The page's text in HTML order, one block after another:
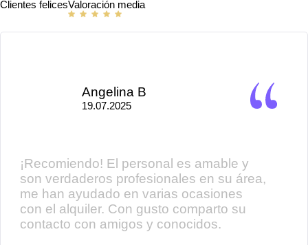
Clientes felicesValoración media
Angelina B
19.07.2025
¡Recomiendo! El personal es amable y
son verdaderos profesionales en su área,
me han ayudado en varias ocasiones
con el alquiler. Con gusto comparto su
contacto con amigos y conocidos.